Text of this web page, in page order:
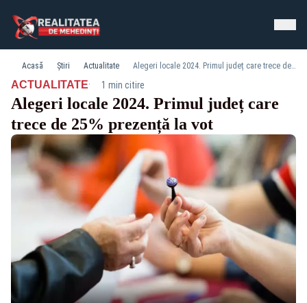
Acasă Știri Actualitate Alegeri locale 2024. Primul județ care trece de 25% prezență la vot
ACTUALITATE· 1 min citire
Alegeri locale 2024. Primul județ care
trece de 25% prezență la vot